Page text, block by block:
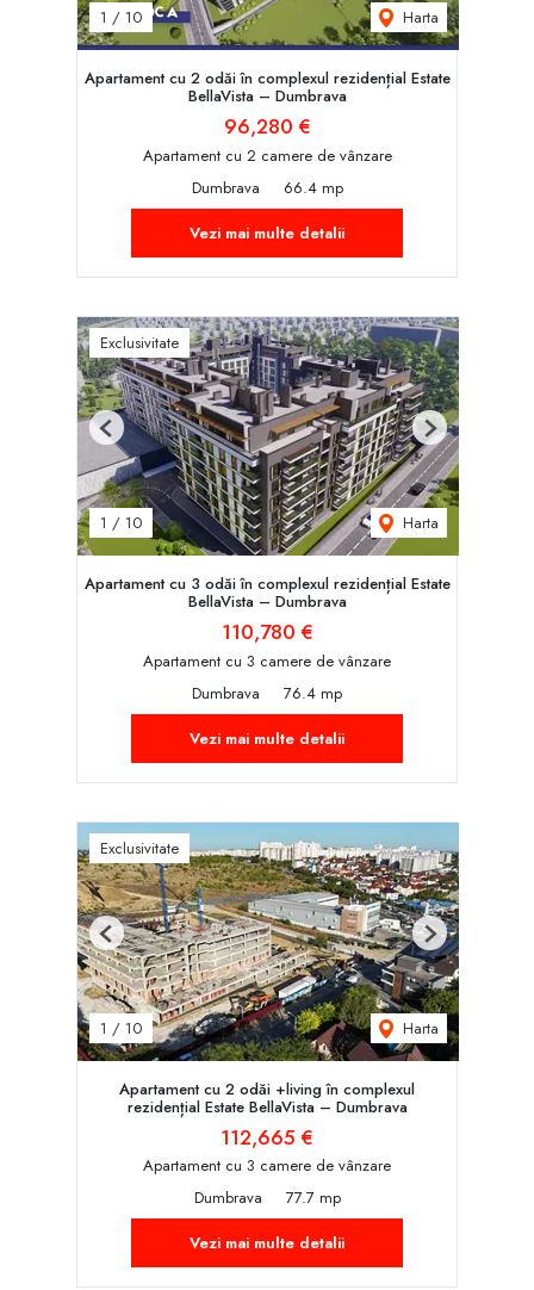
1 / 10 Harta
Apartament cu 2 odăi în complexul rezidențial Estate
BellaVista – Dumbrava
96,280 €
Apartament cu 2 camere de vânzare
Dumbrava
66.4 mp
Vezi mai multe detalii
Exclusivitate
1 / 10 Harta
Previous Next
Apartament cu 3 odăi în complexul rezidențial Estate
BellaVista – Dumbrava
110,780 €
Apartament cu 3 camere de vânzare
Dumbrava
76.4 mp
Vezi mai multe detalii
Exclusivitate
1 / 10 Harta
Previous Next
Apartament cu 2 odăi +living în complexul
rezidențial Estate BellaVista – Dumbrava
112,665 €
Apartament cu 3 camere de vânzare
Dumbrava
77.7 mp
Vezi mai multe detalii